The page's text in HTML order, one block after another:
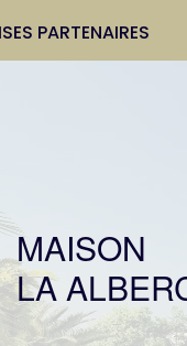
PARTENAIRES
MAISON
LA